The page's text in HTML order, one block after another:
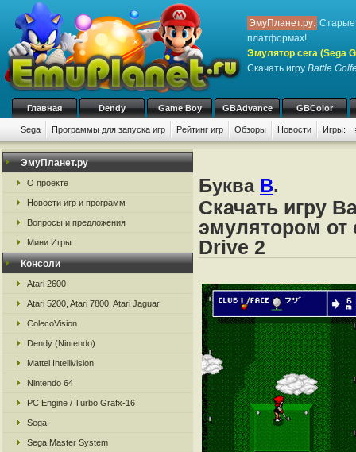
ЭмуПланет.ру: Старые
платформах!
Эмулятор сега (Sega
Скачать игру Battle
Главная Dendy Game Boy GBAdvance GBColor
Sega Программы для запуска игр Рейтинг игр Обзоры Новости Игры:
ЭмуПланет.ру
О проекте
Новости игр и программ
Вопросы и предложения
Мини Игры
Консоли
Atari 2600
Atari 5200, Atari 7800, Atari Jaguar
ColecoVision
Dendy (Nintendo)
Mattel Intellivision
Nintendo 64
PC Engine / Turbo Grafx-16
Sega
Sega Master System
Буква B.
Скачать игру
эмулятором от
Drive 2